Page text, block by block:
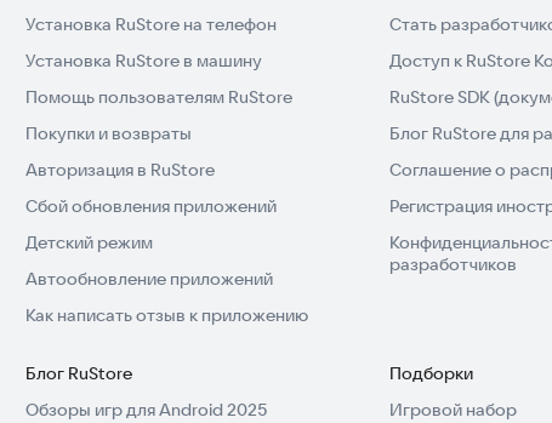
Установка RuStore на телефон
Установка RuStore в машину
Помощь пользователям RuStore
Покупки и возвраты
Авторизация в RuStore
Сбой обновления приложений
Детский режим
Автообновление приложений
Как написать отзыв к приложению
Стать
Доступ к RuStore
RuStore SDK
Блог RuStore для
Соглашение о
Регистрация
разработчиков
Блог RuStore
Обзоры игр для Android 2025
Подборки
Игровой набор